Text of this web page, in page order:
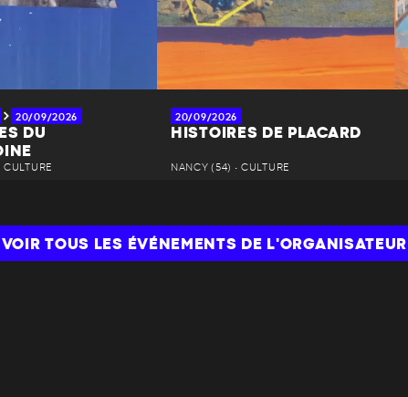
20/09/2026
DU
CULTURE
20/09/2026
HISTOIRES DE PLACARD
NANCY (54) • CULTURE
VOIR TOUS LES ÉVÉNEMENTS DE L'ORGANISATEUR